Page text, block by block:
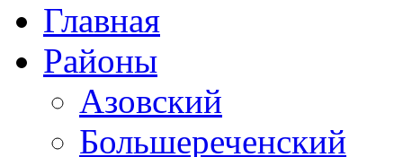
Главная
Районы
Азовский
Большереченский